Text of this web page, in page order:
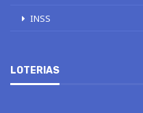
INSS
LOTERIAS